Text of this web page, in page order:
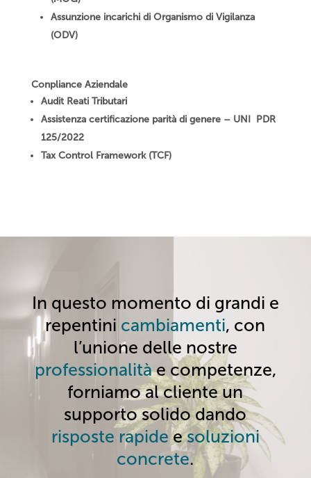
Assunzione incarichi di Organismo di Vigilanza
(ODV)
Conpliance Aziendale
Audit Reati Tributari
Assistenza certificazione parità di genere – UNI PDR
125/2022
Tax Control Framework (TCF)
In questo momento di grandi e
repentini cambiamenti, con
l’unione delle nostre
professionalitàe competenze,
forniamo al cliente un
supporto solido dando
risposte rapideesoluzioni
concrete.